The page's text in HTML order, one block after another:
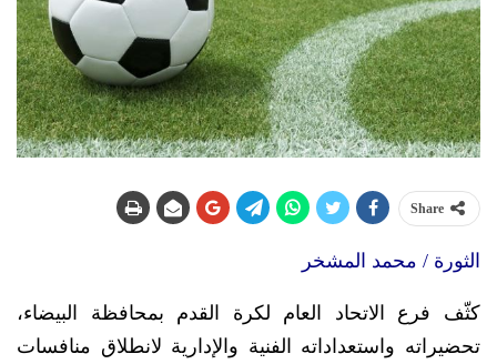
Share
الثورة / محمد المشخر
كثّف فرع الاتحاد العام لكرة القدم بمحافظة البيضاء،
تحضيراته واستعداداته الفنية والإدارية لانطلاق منافسات